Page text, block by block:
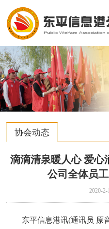
协会动态
滴滴清泉暖人心 爱心
公司全体员
2020-2-
东平信息港讯(通讯员 原音